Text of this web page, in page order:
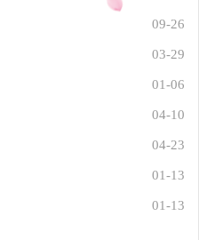
09-26
03-29
01-06
04-10
04-23
01-13
01-13